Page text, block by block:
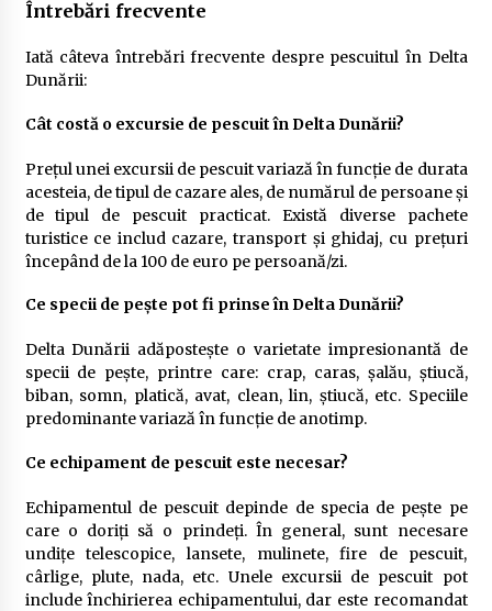
Întrebări frecvente
Iată câteva întrebări frecvente despre pescuitul în Delta
Dunării:
Cât costă o excursie de pescuit în Delta Dunării?
Prețul unei excursii de pescuit variază în funcție de durata
acesteia, de tipul de cazare ales, de numărul de persoane și
de tipul de pescuit practicat. Există diverse pachete
turistice ce includ cazare, transport și ghidaj, cu prețuri
începând de la 100 de euro pe persoană/zi.
Ce specii de pește pot fi prinse în Delta Dunării?
Delta Dunării adăpostește o varietate impresionantă de
specii de pește, printre care: crap, caras, șalău, știucă,
biban, somn, platică, avat, clean, lin, știucă, etc. Speciile
predominante variază în funcție de anotimp.
Ce echipament de pescuit este necesar?
Echipamentul de pescuit depinde de specia de pește pe
care o doriți să o prindeți. În general, sunt necesare
undițe telescopice, lansete, mulinete, fire de pescuit,
cârlige, plute, nada, etc. Unele excursii de pescuit pot
include închirierea echipamentului, dar este recomandat